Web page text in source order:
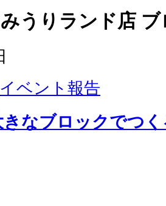
うりランド店 ブ
イベント報告
なブロックでつ